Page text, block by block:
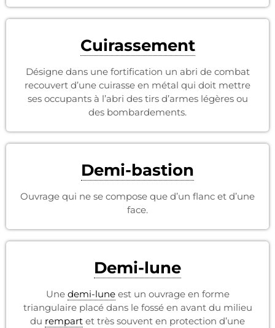
Cuirassement
Désigne dans une fortification un abri de combat
recouvert d’une cuirasse en métal qui doit mettre
ses occupants à l’abri des tirs d’armes légères ou
des bombardements.
Demi-bastion
Ouvrage qui ne se compose que d’un flanc et d’une
face.
Demi-lune
Une demi-luneest un ouvrage en forme
triangulaire placé dans le fossé en avant du milieu
du rempart et très souvent en protection d’une